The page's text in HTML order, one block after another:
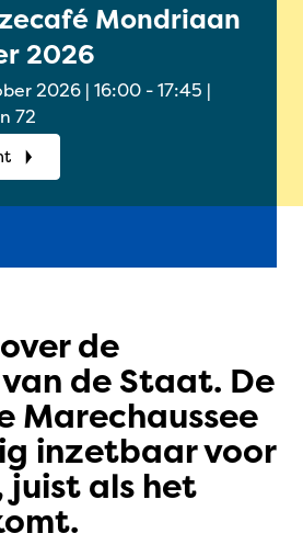
Mondriaan
2026
16:00 - 17:45 |
72
de
de Staat. De
Marechaussee
inzetbaar voor
juist als het